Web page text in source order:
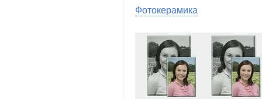
Фотокерамика